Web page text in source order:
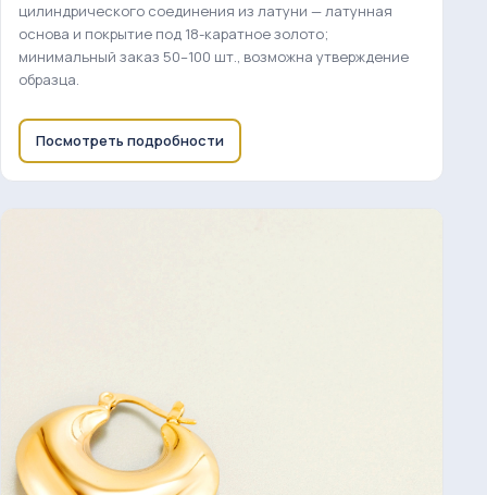
цилиндрического соединения из латуни — латунная
основа и покрытие под 18-каратное золото;
минимальный заказ 50–100 шт., возможна утверждение
образца.
Посмотреть подробности